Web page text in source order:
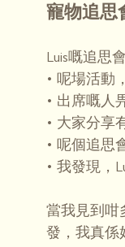
寵物追思
Luis嘅追思
• 呢場活動
• 出席嘅人
• 大家分享
• 呢個追思
• 我發現，
當我見到咁
發，我真係